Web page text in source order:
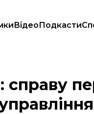
ВідеоПодкасти
управління
справу